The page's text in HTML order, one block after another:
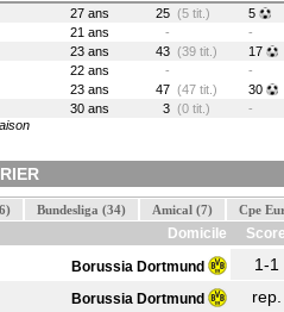
27 ans 25 (5 tit.)
5
21 ans -
-
23 ans 43 (39 tit.)
17
22 ans -
-
23 ans 47 (47 tit.)
30
30 ans 3 (0 tit.)
-
Bundesliga (34) Amical (7) Cpe
Domicile
Borussia Dortmund 1-1
Borussia Dortmund rep.